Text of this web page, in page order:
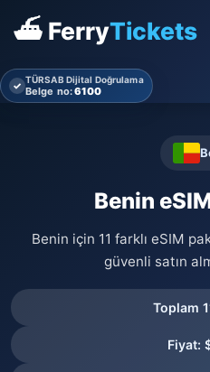
⛴ FerryTickets
✓ TÜRSAB Dijital Doğrulama
Belge no:6100
Benin
Benin için 11 farklı eSIM
güvenli satın
Toplam
Fiyat: